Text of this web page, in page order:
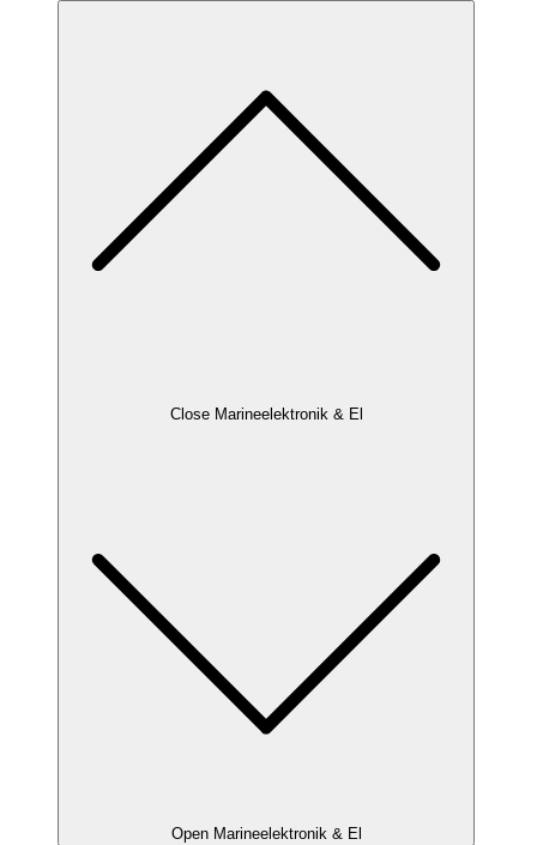
Close Marineelektronik & El
Open Marineelektronik & El